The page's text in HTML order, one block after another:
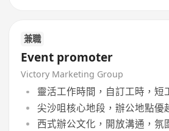
兼職
Event promoter
Victory Marketing Group
靈活工作時間，自訂工時，短
尖沙咀核心地段，辦公地點優
西式辦公文化，開放溝通，氛